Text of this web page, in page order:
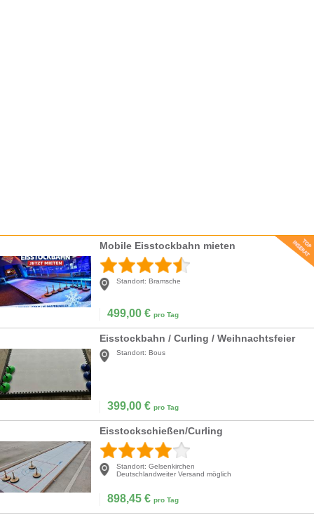
Mobile Eisstockbahn mieten
Standort: Bramsche
499,00 € pro Tag
Eisstockbahn / Curling / Weihnachtsfeier
Standort: Bous
399,00 € pro Tag
Eisstockschießen/Curling
Standort: Gelsenkirchen
Deutschlandweiter Versand möglich
898,45 € pro Tag